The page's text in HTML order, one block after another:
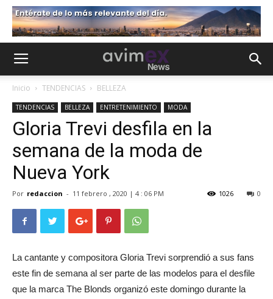
Inicio TENDENCIAS BELLEZA
TENDENCIAS BELLEZA ENTRETENIMIENTO MODA
Gloria Trevi desfila en la
semana de la moda de
Nueva York
Por redaccion - 11 febrero , 2020 | 4 : 06 PM 0
1026
La cantante y compositora Gloria Trevi sorprendió a sus fans
este fin de semana al ser parte de las modelos para el desfile
que la marca The Blonds organizó este domingo durante la